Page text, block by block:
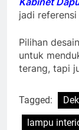
jadi
Pilihan
untuk
terang, tapi
Tagged:
lampu